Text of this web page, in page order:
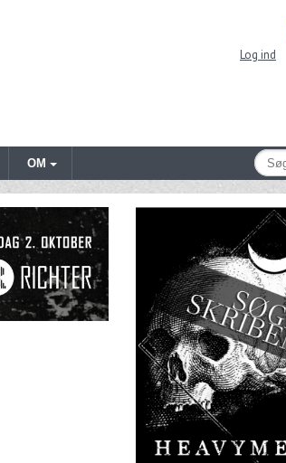
Log ind
OM